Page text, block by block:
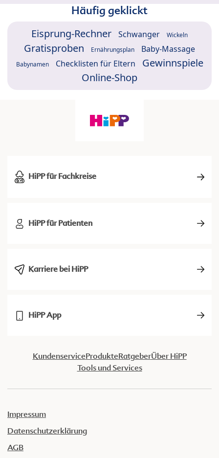
Häufig geklickt
Eisprung-Rechner Schwanger Wickeln
Gratisproben Ernährungsplan Baby-Massage
Babynamen Checklisten für Eltern
Gewinnspiele
Online-Shop
HiPP für Fachkreise
HiPP für Patienten
Karriere bei HiPP
HiPP App
KundenserviceProdukteRatgeberÜber HiPP
Tools und Services
Impressum
Datenschutzerklärung
AGB